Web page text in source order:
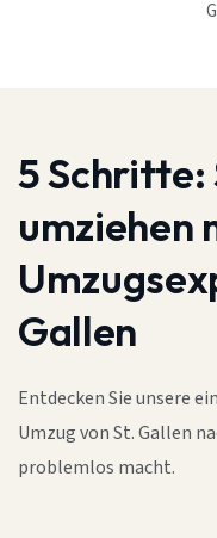
5 Schritte:
umziehen
Gallen
Entdecken Sie unsere
Umzug von St. Gallen
problemlos macht.